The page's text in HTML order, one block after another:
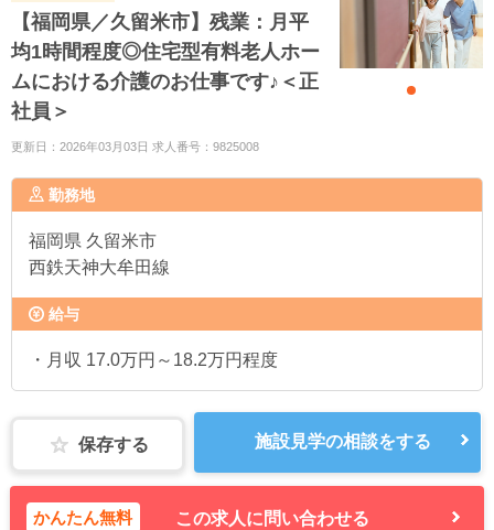
【福岡県／久留米市】残業：月平
均1時間程度◎住宅型有料老人ホー
ムにおける介護のお仕事です♪＜正
社員＞
更新日：2026年03月03日 求人番号：9825008
勤務地
福岡県 久留米市
西鉄天神大牟田線
給与
・月収 17.0万円～18.2万円程度
保存する 施設見学の相談をする
かんたん無料 この求人に問い合わせる